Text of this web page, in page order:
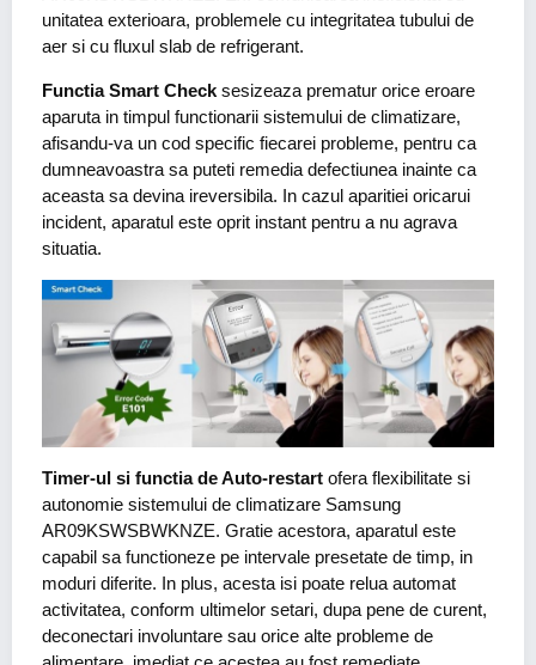
unitatea exterioara, problemele cu integritatea tubului de
aer si cu fluxul slab de refrigerant.
Functia Smart Check sesizeaza prematur orice eroare
aparuta in timpul functionarii sistemului de climatizare,
afisandu-va un cod specific fiecarei probleme, pentru ca
dumneavoastra sa puteti remedia defectiunea inainte ca
aceasta sa devina ireversibila. In cazul aparitiei oricarui
incident, aparatul este oprit instant pentru a nu agrava
situatia.
Timer-ul si functia de Auto-restart ofera flexibilitate si
autonomie sistemului de climatizare Samsung
AR09KSWSBWKNZE. Gratie acestora, aparatul este
capabil sa functioneze pe intervale presetate de timp, in
moduri diferite. In plus, acesta isi poate relua automat
activitatea, conform ultimelor setari, dupa pene de curent,
deconectari involuntare sau orice alte probleme de